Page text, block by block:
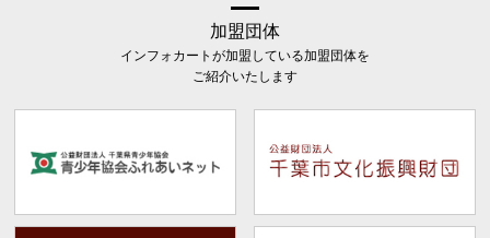
加盟団体
インフォカートが加盟している加盟団体を
ご紹介いたします